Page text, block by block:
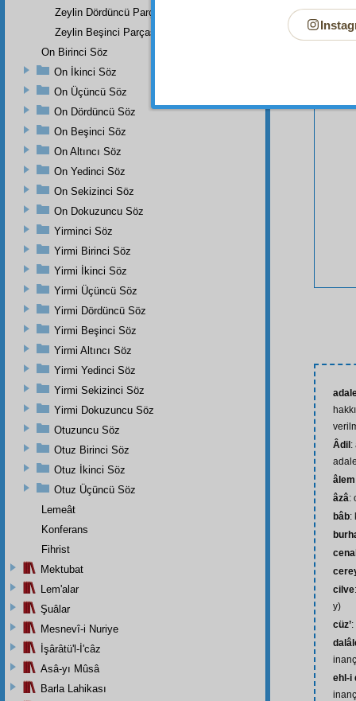
Bu
Âdil :
âlem
âzâ:
bâb:
cilve
y)
cüz’
ehl-i
Zeylin Dördüncü Parçası
Zeylin Beşinci Parçası
On Birinci Söz
On İkinci Söz
On Üçüncü Söz
On Dördüncü Söz
On Beşinci Söz
On Altıncı Söz
On Yedinci Söz
On Sekizinci Söz
On Dokuzuncu Söz
Yirminci Söz
Yirmi Birinci Söz
Yirmi İkinci Söz
Yirmi Üçüncü Söz
Yirmi Dördüncü Söz
Yirmi Beşinci Söz
Yirmi Altıncı Söz
Yirmi Yedinci Söz
Yirmi Sekizinci Söz
Yirmi Dokuzuncu Söz
Otuzuncu Söz
Otuz Birinci Söz
Otuz İkinci Söz
Otuz Üçüncü Söz
Lemeât
Konferans
Fihrist
Mektubat
Lem'alar
Şuâlar
Mesnevî-i Nuriye
İşârâtü'l-İ'câz
Asâ-yı Mûsâ
Barla Lahikası